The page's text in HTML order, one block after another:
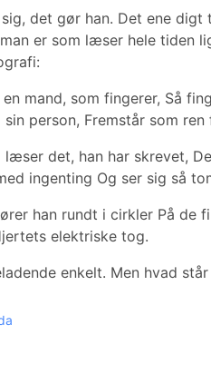
sig, det gør han. Det ene
er som læser hele tiden
mand, som fingerer, Så
person, Fremstår som ren
læser det, han har skrevet,
ingenting Og ser sig så
han rundt i cirkler På de
elektriske tog.
enkelt. Men hvad